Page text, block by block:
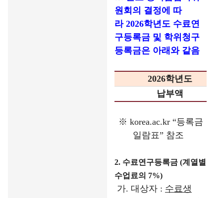
원회의 결정에 따
라 2026학년도 수료연
구등록금 및 학위청구
등록금은 아래와 같음
2026학년도
납부액
※ korea.ac.kr “등록금
일람표” 참조
2. 수료연구등록금 (계열별
수업료의 7%)
가. 대상자 : 수료생